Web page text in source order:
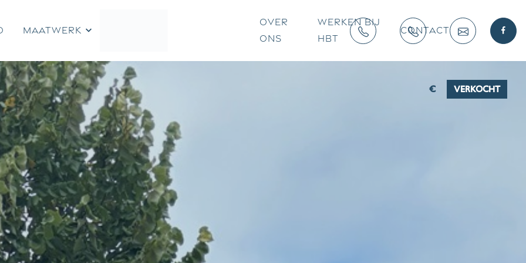
MAATWERK
OVER
ONS
WERKEN BIJ
HBT
CONTACT
€ VERKOCHT